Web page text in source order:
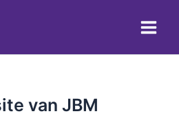
Main
van JBM